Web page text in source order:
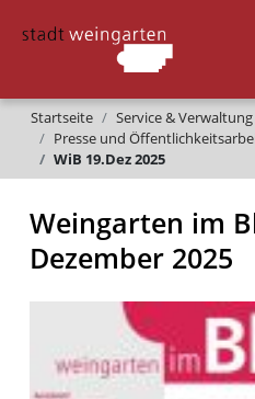
Startseite
Service & Verwaltung
Presse und
WiB 19.Dez 2025
Weingarten im
Dezember 2025